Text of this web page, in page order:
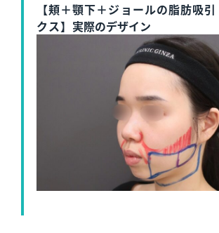
【頬＋顎下＋ジョールの脂肪吸
クス】 実際のデザイン